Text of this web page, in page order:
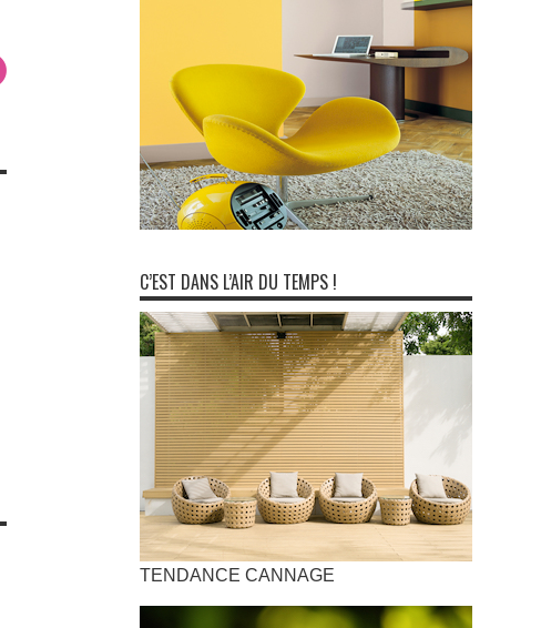
C’EST DANS L’AIR DU TEMPS !
TENDANCE CANNAGE